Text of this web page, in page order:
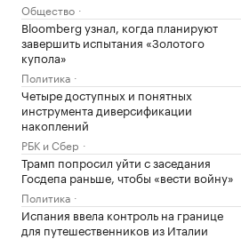
Общество
Bloomberg узнал, когда планируют
завершить испытания «Золотого
купола»
Политика
Четыре доступных и понятных
инструмента диверсификации
накоплений
РБК и Сбер
Трамп попросил уйти с заседания
Госдепа раньше, чтобы «вести войну»
Политика
Испания ввела контроль на границе
для путешественников из Италии